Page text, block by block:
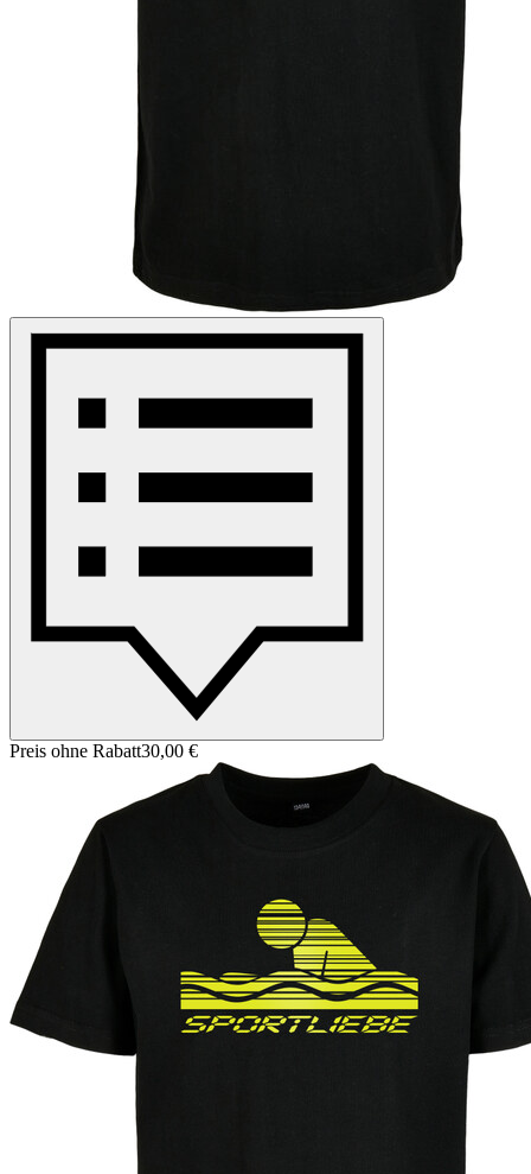
Preis ohne Rabatt30,00 €